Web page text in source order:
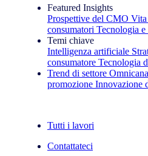
Featured Insights
Prospettive del CMO Vita
consumatori Tecnologia
Temi chiave
Intelligenza artificiale
consumatore Tecnologia
Trend di settore
promozione Innovazione
Tutti i lavori
Contattateci